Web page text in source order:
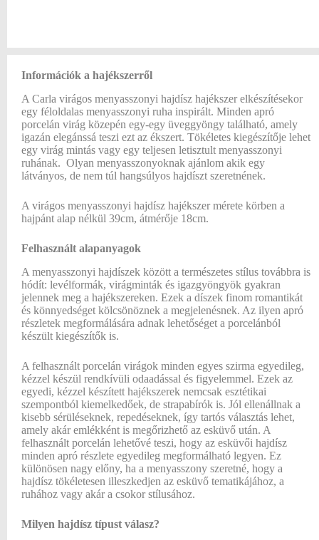
Információk a hajékszerről
A Carla virágos menyasszonyi hajdísz hajékszer elkészítésekor
egy féloldalas menyasszonyi ruha inspirált. Minden apró
porcelán virág közepén egy-egy üveggyöngy található, amely
igazán elegánssá teszi ezt az ékszert. Tökéletes kiegészítője lehet
egy virág mintás vagy egy teljesen letisztult menyasszonyi
ruhának. Olyan menyasszonyoknak ajánlom akik egy
látványos, de nem túl hangsúlyos hajdíszt szeretnének.
A virágos menyasszonyi hajdísz hajékszer mérete körben a
hajpánt alap nélkül 39cm, átmérője 18cm.
Felhasznált alapanyagok
A menyasszonyi hajdíszek között a természetes stílus továbbra is
hódít: levélformák, virágminták és igazgyöngyök gyakran
jelennek meg a hajékszereken. Ezek a díszek finom romantikát
és könnyedséget kölcsönöznek a megjelenésnek. Az ilyen apró
részletek megformálására adnak lehetőséget a porcelánból
készült kiegészítők is.
A felhasznált porcelán virágok minden egyes szirma egyedileg,
kézzel készül rendkívüli odaadással és figyelemmel. Ezek az
egyedi, kézzel készített hajékszerek nemcsak esztétikai
szempontból kiemelkedőek, de strapabírók is. Jól ellenállnak a
kisebb sérüléseknek, repedéseknek, így tartós választás lehet,
amely akár emlékként is megőrizhető az esküvő után. A
felhasznált porcelán lehetővé teszi, hogy az esküvői hajdísz
minden apró részlete egyedileg megformálható legyen. Ez
különösen nagy előny, ha a menyasszony szeretné, hogy a
hajdísz tökéletesen illeszkedjen az esküvő tematikájához, a
ruhához vagy akár a csokor stílusához.
Milyen hajdísz típust válasz?